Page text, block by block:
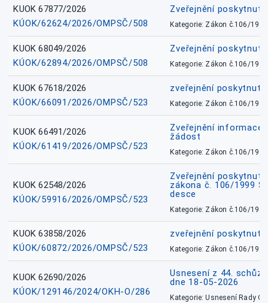
KUOK 67877/2026
KÚOK/62624/2026/OMPSČ/508
Zveřejnění
Kategorie: Zákon č.106/1999
KUOK 68049/2026
KÚOK/62894/2026/OMPSČ/508
Zveřejnění
Kategorie: Zákon č.106/1999
KUOK 67618/2026
KÚOK/66091/2026/OMPSČ/523
zveřejnění
Kategorie: Zákon č.106/1999
KUOK 66491/2026
KÚOK/61419/2026/OMPSČ/523
Zveřejnění informace
žádost
Kategorie: Zákon č.106/1999
KUOK 62548/2026
KÚOK/59916/2026/OMPSČ/523
Zveřejnění
zákona č. 106/1999
desce
Kategorie: Zákon č.106/1999
KUOK 63858/2026
KÚOK/60872/2026/OMPSČ/523
zveřejnění
Kategorie: Zákon č.106/1999
KUOK 62690/2026
KÚOK/129146/2024/OKH-O/286
Usnesení z 44.
dne 18-05-2026
Kategorie: Usnesení Rady